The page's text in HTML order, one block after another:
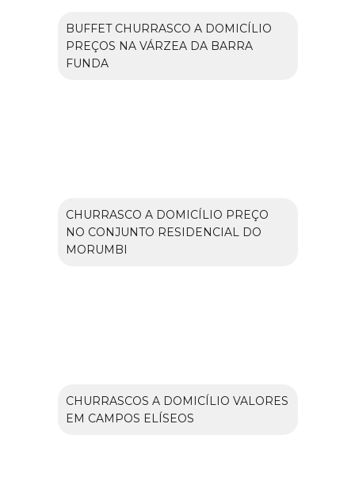
BUFFET CHURRASCO A DOMICÍLIO
PREÇOS NA VÁRZEA DA BARRA
FUNDA
CHURRASCO A DOMICÍLIO PREÇO
NO CONJUNTO RESIDENCIAL DO
MORUMBI
CHURRASCOS A DOMICÍLIO VALORES
EM CAMPOS ELÍSEOS